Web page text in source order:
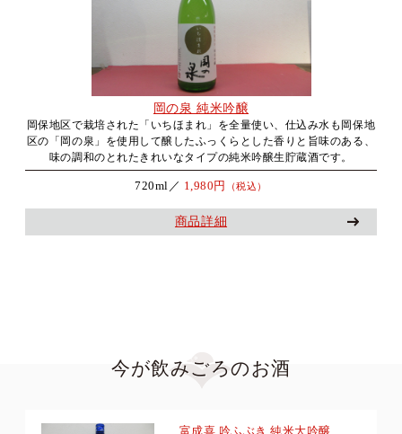
岡の泉 純米吟醸
岡保地区で栽培された「いちほまれ」を全量使い、仕込み水も岡保地
区の「岡の泉」を使用して醸したふっくらとした香りと旨味のある、
味の調和のとれたきれいなタイプの純米吟醸生貯蔵酒です。
720ml／ 1,980円 （税込）
商品詳細
今が飲みごろのお酒
富成喜 吟ふぶき 純米大吟醸